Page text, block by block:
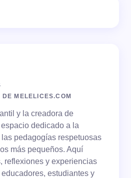
MELELICES.COM
y la creadora de
dedicado a la
pedagogías respetuosas
más pequeños. Aquí
reflexiones y experiencias
estudiantes y